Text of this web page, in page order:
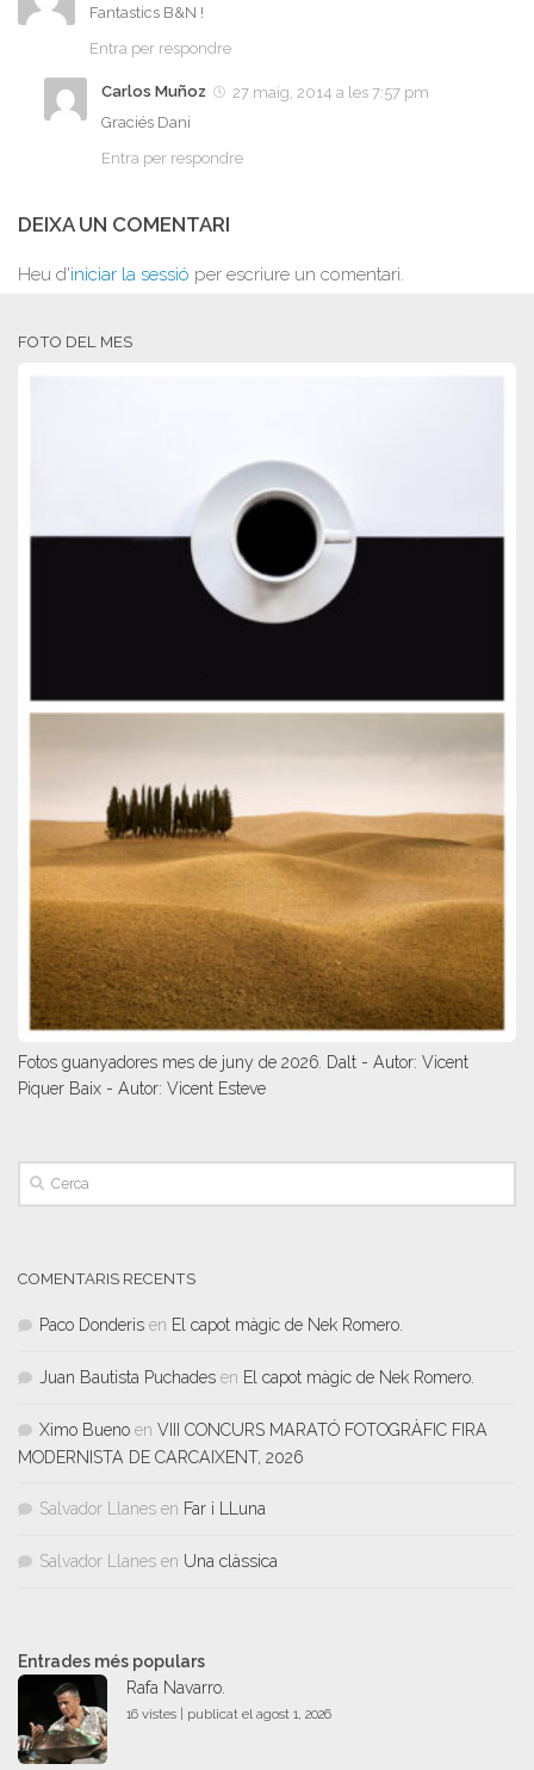
Fantastics B&N !
Entra per respondre
Carlos Muñoz
27 maig, 2014 a les 7:57 pm
Graciés Dani
Entra per respondre
DEIXA UN COMENTARI
Heu d'iniciar la sessió per escriure un comentari.
FOTO DEL MES
Fotos guanyadores mes de juny de 2026. Dalt - Autor: Vicent
Piquer Baix - Autor: Vicent Esteve
COMENTARIS RECENTS
Paco Donderis en El capot màgic de Nek Romero.
Juan Bautista Puchades en El capot màgic de Nek Romero.
Ximo Bueno en VIII CONCURS MARATÓ FOTOGRÀFIC FIRA
MODERNISTA DE CARCAIXENT, 2026
Salvador Llanes en Far i LLuna
Salvador Llanes en Una clàssica
Entrades més populars
Rafa Navarro.
16 vistes | publicat el agost 1, 2026